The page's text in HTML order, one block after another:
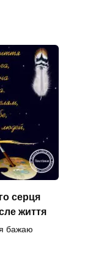
серця
життя
бажаю